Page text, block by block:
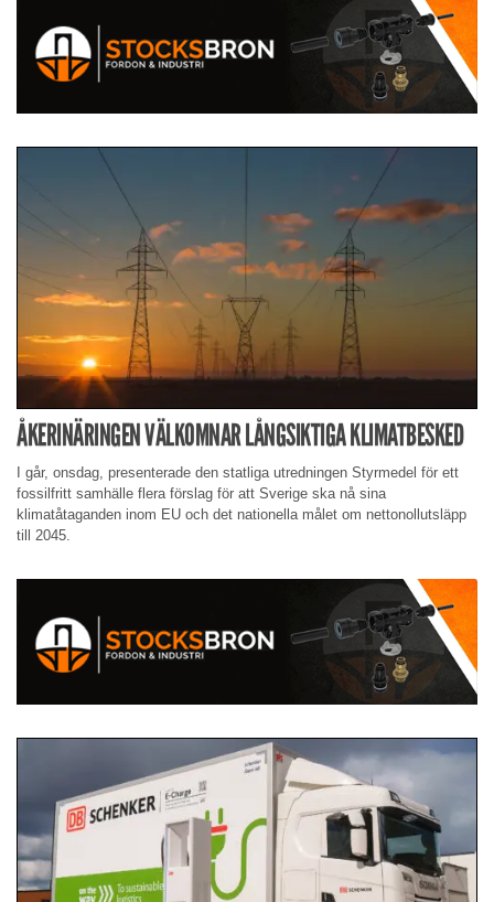
ÅKERINÄRINGEN VÄLKOMNAR LÅNGSIKTIGA KLIMATBESKED
I går, onsdag, presenterade den statliga utredningen Styrmedel för ett
fossilfritt samhälle flera förslag för att Sverige ska nå sina
klimatåtaganden inom EU och det nationella målet om nettonollutsläpp
till 2045.